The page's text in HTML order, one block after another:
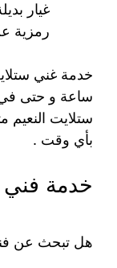
غيار
رمزية
ساعة و حتى في
ستلايت
بأي وقت .
خدمة فني
هل تبحث عن